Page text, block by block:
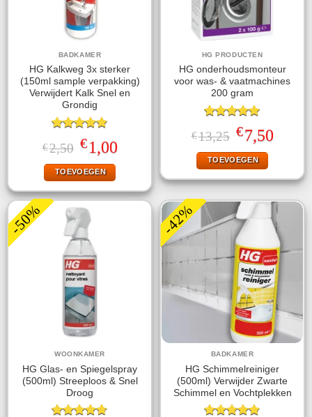
BADKAMER
HG Kalkweg 3x sterker
(150ml sample verpakking)
Verwijdert Kalk Snel en
Grondig
Gewaardeerd
5.00uit 5
€2,50 Oorspronkelijke
prijs
was:
€2,50.
€1,00Huidige
prijs
is:
€1,00.
TOEVOEGEN
HG PRODUCTEN
HG onderhoudsmonteur
voor was- & vaatmachines
200 gram
Gewaardeerd
5.00uit 5
€13,25 Oorspronkelijke
prijs
was:
€13,25.
€7,50Huidige
prijs
TOEVOEGEN
-50%
WOONKAMER
HG Glas- en Spiegelspray
(500ml) Streeploos & Snel
Droog
-42%
BADKAMER
HG Schimmelreiniger
(500ml) Verwijder Zwarte
Schimmel en Vochtplekken